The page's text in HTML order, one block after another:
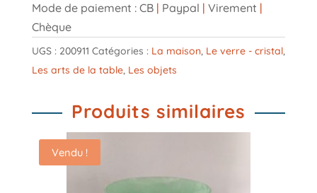
Mode de paiement : CB | Paypal | Virement |
Chèque
UGS : 200911 Catégories : La maison, Le verre - cristal,
Les arts de la table, Les objets
Produits similaires
Vendu !